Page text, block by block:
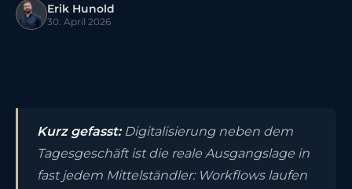
Erik Hunold
30. April 2026
Kurz gefasst:Digitalisierung neben dem
Tagesgeschäft ist die reale Ausgangslage in
fast jedem Mittelständler: Workflows laufen